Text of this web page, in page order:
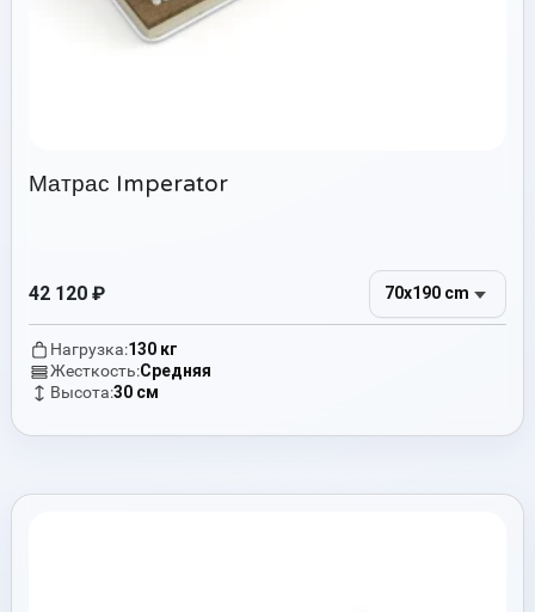
Матрас Imperator
42 120 ₽ 70x190 cm
Нагрузка:130 кг
Жесткость:Средняя
Высота:30 см